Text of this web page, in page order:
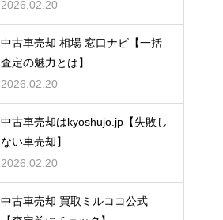
2026.02.20
中古車売却 相場 窓口ナビ【一括
査定の魅力とは】
2026.02.20
中古車売却はkyoshujo.jp【失敗し
ない車売却】
2026.02.20
中古車売却 買取ミルココ公式